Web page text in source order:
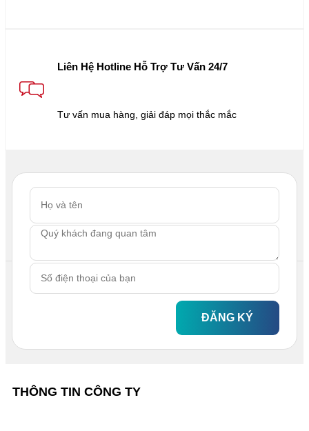
Liên Hệ Hotline Hỗ Trợ Tư Vấn 24/7
Tư vấn mua hàng, giải đáp mọi thắc mắc
ĐĂNG KÝ
THÔNG TIN CÔNG TY